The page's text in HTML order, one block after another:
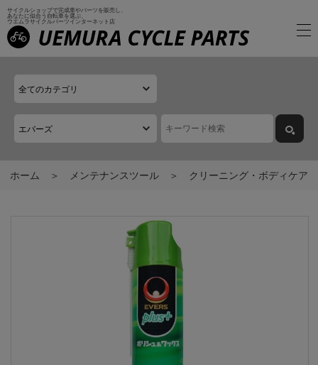
サイクルショップで完成車やパーツを販売し、
あなたに似合う自転車を選ぶ、
ウエムラサイクルパーツインターネット店
ホーム メンテナンスツール クリーニング・ボディケア